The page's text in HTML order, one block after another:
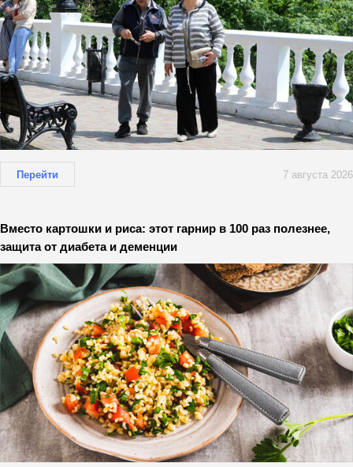
Перейти 7 августа 2026
Вместо картошки и риса: этот гарнир в 100 раз полезнее,
защита от диабета и деменции